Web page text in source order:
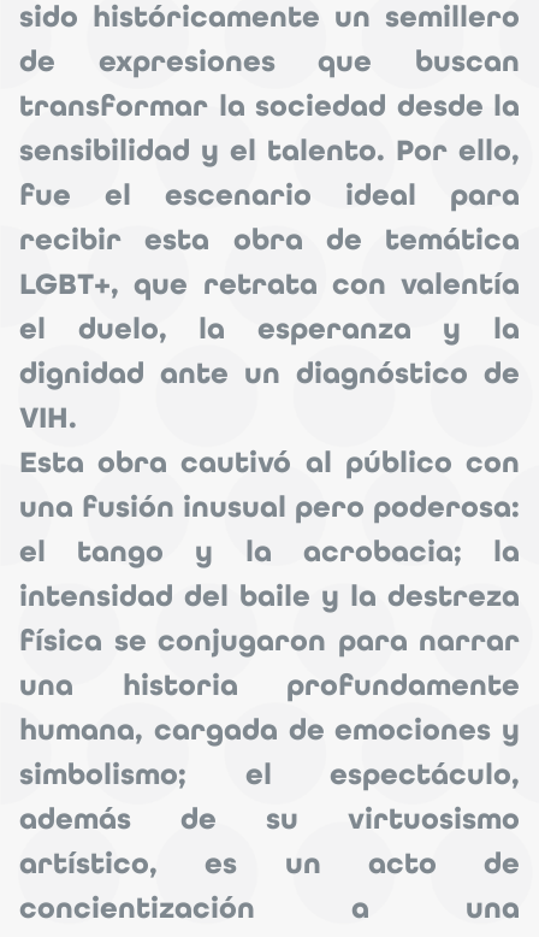
sido históricamente un semillero
de expresiones que buscan
transformar la sociedad desde la
sensibilidad y el talento. Por ello,
fue el escenario ideal para
recibir esta obra de temática
LGBT+, que retrata con valentía
el duelo, la esperanza y la
dignidad ante un diagnóstico de
VIH.
Esta obra cautivó al público con
una fusión inusual pero poderosa:
el tango y la acrobacia; la
intensidad del baile y la destreza
física se conjugaron para narrar
una historia profundamente
humana, cargada de emociones y
simbolismo; el espectáculo,
además de su virtuosismo
artístico, es un acto de
concientización a una